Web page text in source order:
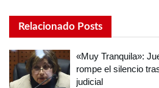
Relacionado Posts
«Muy Tranquila»:
rompe el silencio
judicial